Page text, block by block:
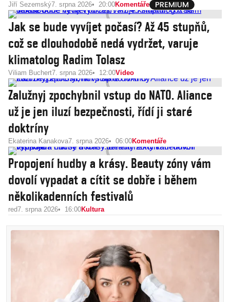
Jiří Sezemský7. srpna 2026 20:00Komentáře
Jak se bude vyvíjet počasí? Až 45 stupňů,
což se dlouhodobě nedá vydržet, varuje
klimatolog Radim Tolasz
Viliam Buchert7. srpna 2026 12:00Video
Zalužnyj zpochybnil vstup do NATO. Aliance
už je jen iluzí bezpečnosti, řídí ji staré
doktríny
Ekaterina Kanakova7. srpna 2026 06:00Komentáře
Propojení hudby a krásy. Beauty zóny vám
dovolí vypadat a cítit se dobře i během
několikadenních festivalů
red7. srpna 2026 16:00Kultura